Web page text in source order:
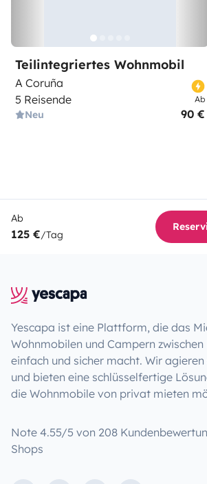
Teilintegriertes Wohnmobil
A Coruña
5 Reisende
Neu
Ab
90 €
Ab
125 €/Tag
Yescapa ist eine Plattform, die das
Wohnmobilen und Campern
einfach und sicher macht. Wir
und bieten eine schlüsselfertige
die Wohnmobile von privat mieten
Note 4.55/5 von 208
Shops